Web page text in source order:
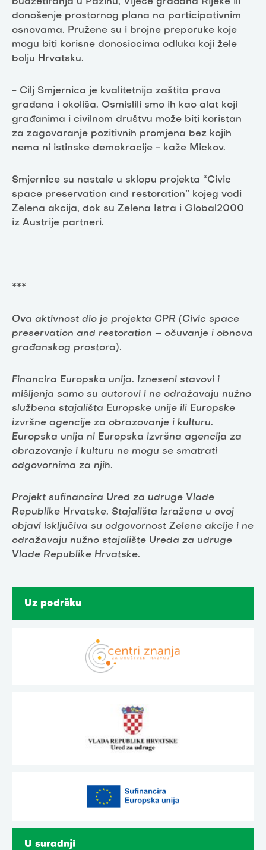
donošenje prostornog plana na participativnim
osnovama. Pružene su i brojne preporuke koje
mogu biti korisne donosiocima odluka koji žele
bolju Hrvatsku.
- Cilj Smjernica je kvalitetnija zaštita prava
građana i okoliša. Osmislili smo ih kao alat koji
građanima i civilnom društvu može biti koristan
za zagovaranje pozitivnih promjena bez kojih
nema ni istinske demokracije - kaže Mickov.
Smjernice su nastale u sklopu projekta “Civic
space preservation and restoration” kojeg vodi
Zelena akcija, dok su Zelena Istra i Global2000
iz Austrije partneri.
***
Ova aktivnost dio je projekta CPR (Civic space
preservation and restoration – očuvanje i obnova
građanskog prostora).
Financira Europska unija. Izneseni stavovi i
mišljenja samo su autorovi i ne odražavaju nužno
službena stajališta Europske unije ili Europske
izvršne agencije za obrazovanje i kulturu.
Europska unija ni Europska izvršna agencija za
obrazovanje i kulturu ne mogu se smatrati
odgovornima za njih.
Projekt sufinancira Ured za udruge Vlade
Republike Hrvatske. Stajališta izražena u ovoj
objavi isključiva su odgovornost Zelene akcije i ne
odražavaju nužno stajalište Ureda za udruge
Vlade Republike Hrvatske.
Uz podršku
U suradnji